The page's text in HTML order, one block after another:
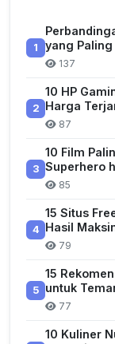
1
yang
137
2
10 HP
Harga
87
3
10 Film
Superhero
85
4
15 Situs
Hasil
79
5
15
untuk
77
10 Kuliner